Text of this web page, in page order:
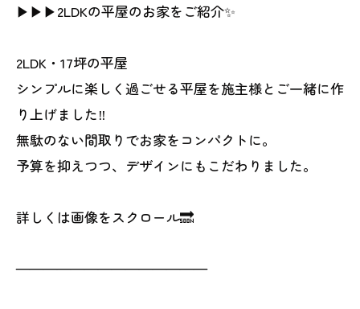
▶︎▶︎▶︎2LDKの平屋のお家をご紹介✨
2LDK・17坪の平屋
シンプルに楽しく過ごせる平屋を施主様とご一緒に作
り上げました‼︎
無駄のない間取りでお家をコンパクトに。
予算を抑えつつ、デザインにもこだわりました。
詳しくは画像をスクロール🔜
——————————————